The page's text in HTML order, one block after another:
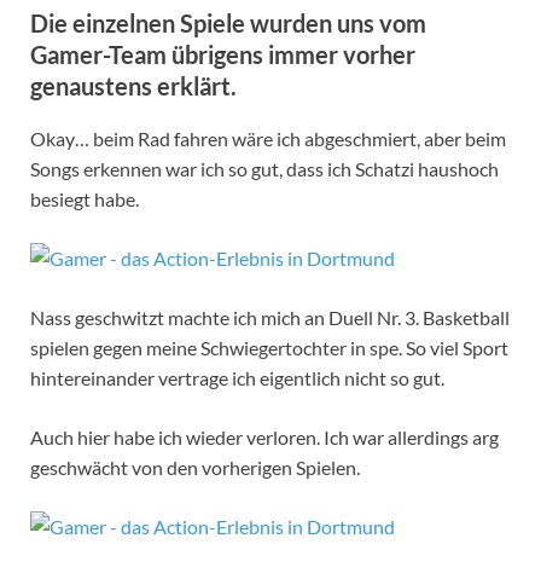
Die einzelnen Spiele wurden uns vom
Gamer-Team übrigens immer vorher
genaustens erklärt.
Okay… beim Rad fahren wäre ich abgeschmiert, aber beim
Songs erkennen war ich so gut, dass ich Schatzi haushoch
besiegt habe.
Nass geschwitzt machte ich mich an Duell Nr. 3. Basketball
spielen gegen meine Schwiegertochter in spe. So viel Sport
hintereinander vertrage ich eigentlich nicht so gut.
Auch hier habe ich wieder verloren. Ich war allerdings arg
geschwächt von den vorherigen Spielen.